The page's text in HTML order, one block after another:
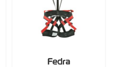
Fedra